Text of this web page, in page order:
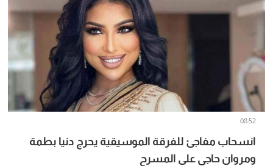
انسحاب مفاجئ للفرقة الموسيقية يحرج دنيا بطمة
ومروان حاجي على المسرح
08:52